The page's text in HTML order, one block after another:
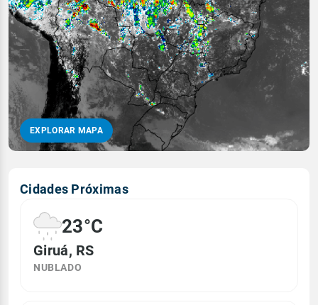
EXPLORAR MAPA
Cidades Próximas
23°C
Giruá, RS
NUBLADO